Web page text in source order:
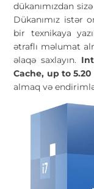
dükanımızdan
Dükanımız istər
bir texnikaya
ətraflı məlumat
əlaqə saxlayın.
Cache, up to 5.20
almaq və